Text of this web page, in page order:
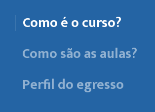
Como é o curso?
Como são as aulas?
Perfil do egresso